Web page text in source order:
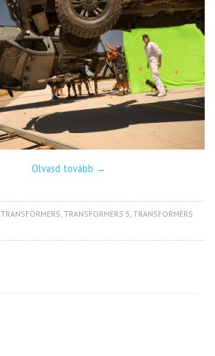
Olvasd tovább →
TRANSFORMERS,TRANSFORMERS 5,TRANSFORMERS